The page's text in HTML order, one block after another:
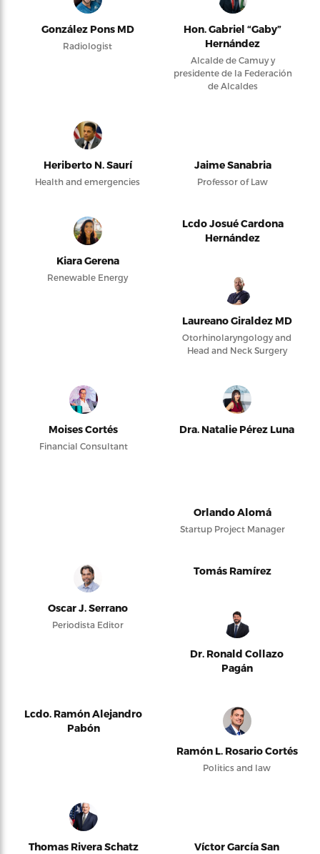
González Pons MD
Radiologist
Hon. Gabriel “Gaby”
Hernández
Alcalde de Camuy y
presidente de la Federación
de Alcaldes
Heriberto N. Saurí
Health and emergencies
Jaime Sanabria
Professor of Law
Kiara Gerena
Renewable Energy
Lcdo Josué Cardona
Hernández
Laureano Giraldez MD
Otorhinolaryngology and
Head and Neck Surgery
Moises Cortés
Financial Consultant
Dra. Natalie Pérez Luna
Orlando Alomá
Startup Project Manager
Oscar J. Serrano
Periodista Editor
Tomás Ramírez
Dr. Ronald Collazo
Pagán
Lcdo. Ramón Alejandro
Pabón
Ramón L. Rosario Cortés
Politics and law
Thomas Rivera Schatz
Víctor García San